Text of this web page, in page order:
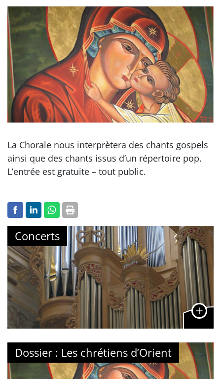
La Chorale nous interprètera des chants gospels
ainsi que des chants issus d’un répertoire pop.
L’entrée est gratuite – tout public.
Concerts
Dossier : Les chrétiens d’Orient